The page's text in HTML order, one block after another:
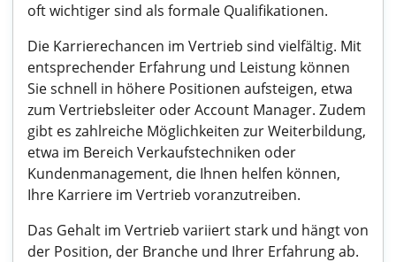
oft wichtiger sind als formale Qualifikationen.
Die Karrierechancen im Vertrieb sind vielfältig. Mit
entsprechender Erfahrung und Leistung können
Sie schnell in höhere Positionen aufsteigen, etwa
zum Vertriebsleiter oder Account Manager. Zudem
gibt es zahlreiche Möglichkeiten zur Weiterbildung,
etwa im Bereich Verkaufstechniken oder
Kundenmanagement, die Ihnen helfen können,
Ihre Karriere im Vertrieb voranzutreiben.
Das Gehalt im Vertrieb variiert stark und hängt von
der Position, der Branche und Ihrer Erfahrung ab.